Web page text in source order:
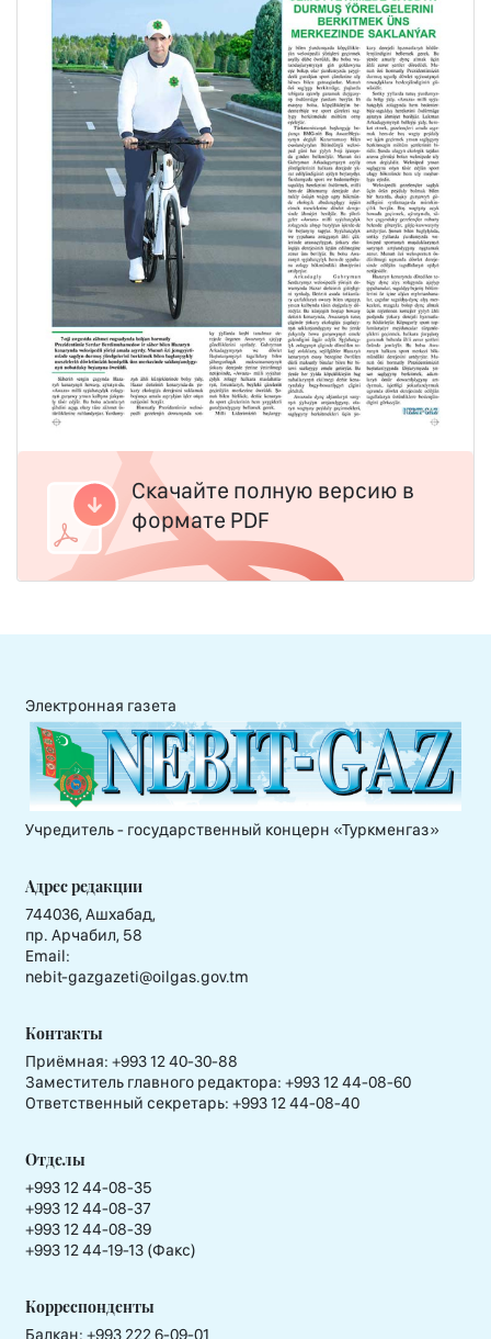
Скачайте полную версию в
формате PDF
Электронная газета
Учредитель - государственный концерн «Туркменгаз»
Адрес редакции
744036, Ашхабад,
пр. Арчабил, 58
Email:
nebit-gazgazeti@oilgas.gov.tm
Контакты
Приёмная: +993 12 40-30-88
Заместитель главного редактора: +993 12 44-08-60
Ответственный секретарь: +993 12 44-08-40
Отделы
+993 12 44-08-35
+993 12 44-08-37
+993 12 44-08-39
+993 12 44-19-13 (Факс)
Корреспонденты
Балкан: +993 222 6-09-01